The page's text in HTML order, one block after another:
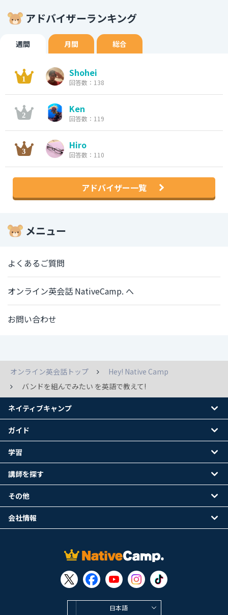
アドバイザーランキング
週間 月間 総合
Shohei
回答数：138
Ken
回答数：119
Hiro
回答数：110
アドバイザー一覧
メニュー
よくあるご質問
オンライン英会話 NativeCamp. へ
お問い合わせ
オンライン英会話トップ
Hey! Native Camp
バンドを組んでみたい を英語で教えて!
日本語
ネイティブキャンプ
ガイド
学習
講師を探す
その他
会社情報